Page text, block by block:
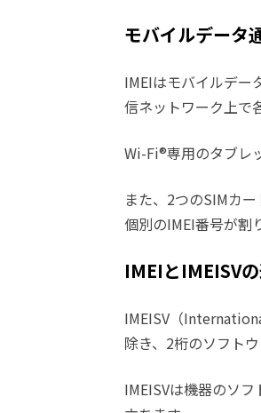
モバイルデータ
IMEIはモバイルデー
信ネットワーク上で
Wi-Fi®専用のタブレ
また、2つのSIMカ
個別のIMEI番号が割
IMEIとIMEISV
IMEISV（
除き、2桁のソフト
IMEISVは機器のソ